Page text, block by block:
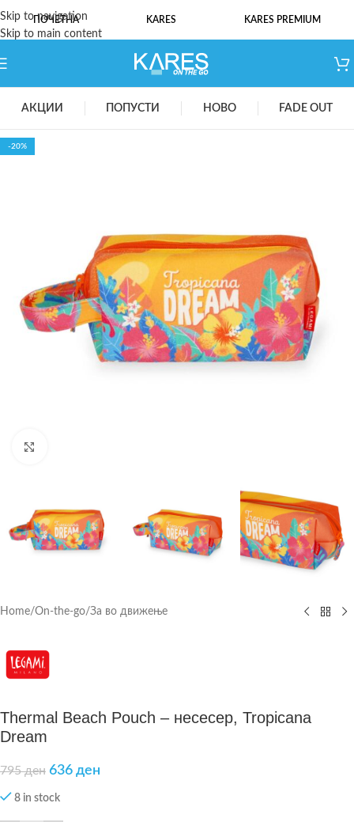
Skip to navigation
Skip to main content
ПОЧЕТНА KARES KARES PREMIUM
АКЦИИ ПОПУСТИ НОВО FADE OUT
-20%
Home/On-the-go/За во движење
Thermal Beach Pouch – несесер, Tropicana
Dream
795ден 636 ден
8 in stock